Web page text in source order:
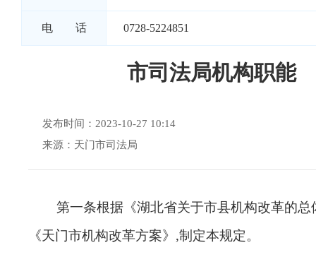
电 话 0728-5224851
市司法局机构职能
发布时间：2023-10-27 10:14
来源：天门市司法局
第一条根据 《湖北省关于市县机构改革的
《天门市机构改革方案》 ,制定本规定。